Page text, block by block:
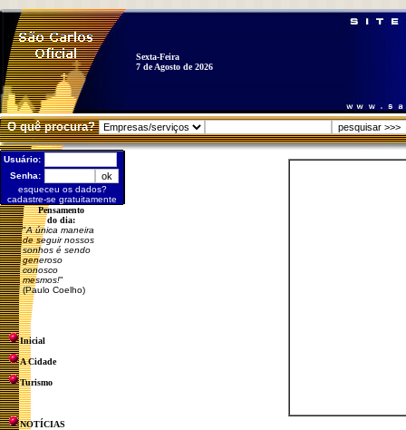
Sexta-Feira
7 de Agosto de 2026
O quê procura?
Usuário:
Senha:
esqueceu os dados?
cadastre-se gratuitamente
Pensamento
do dia:
"A única maneira
de seguir nossos
sonhos é sendo
generoso
conosco
mesmos!"
(Paulo Coelho)
Inicial
A Cidade
Turismo
NOTÍCIAS